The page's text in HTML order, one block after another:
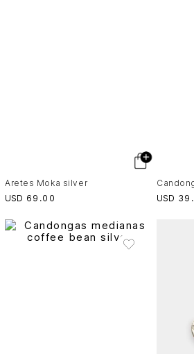
Aretes Moka silver
USD 69 .00 USD 39 .